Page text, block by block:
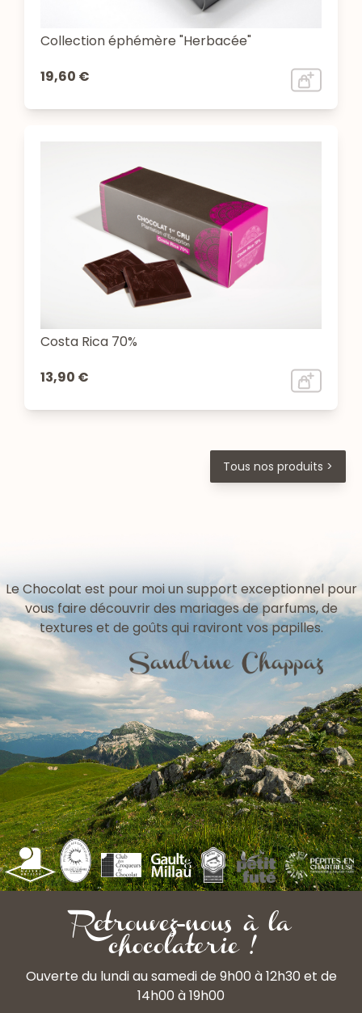
Collection éphémère "Herbacée"
19,60 €
Costa Rica 70%
13,90 €
Tous nos produits >
Le Chocolat est pour moi un support exceptionnel pour
vous faire découvrir des mariages de parfums, de
textures et de goûts qui raviront vos papilles.
Retrouvez-nous à la
chocolaterie !
Ouverte du lundi au samedi de 9h00 à 12h30 et de
14h00 à 19h00